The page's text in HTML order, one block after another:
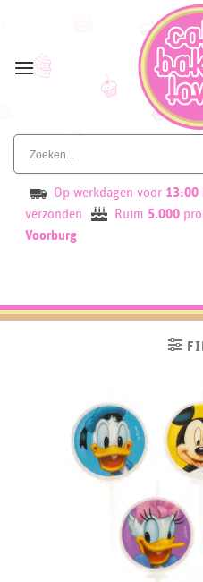
content
Op werkdagen voor 13:00
verzonden
Ruim 5.000
Voorburg